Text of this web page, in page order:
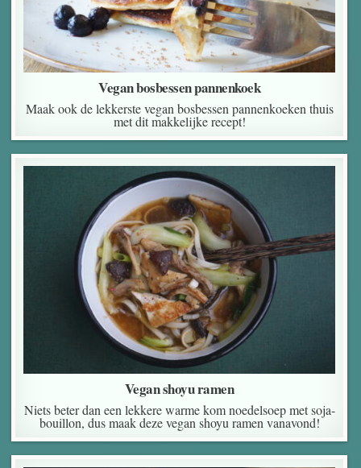
Vegan bosbessen pannenkoek
Maak ook de lekkerste vegan bosbessen pannenkoeken thuis
met dit makkelijke recept!
Vegan shoyu ramen
Niets beter dan een lekkere warme kom noedelsoep met soja-
bouillon, dus maak deze vegan shoyu ramen vanavond!